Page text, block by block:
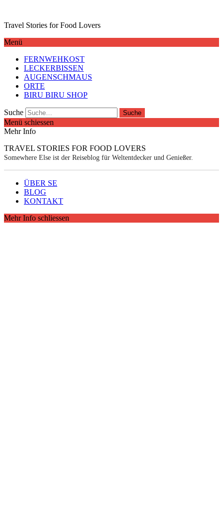
Travel Stories for Food Lovers
Menü
FERNWEHKOST
LECKERBISSEN
AUGENSCHMAUS
ORTE
BIRU BIRU SHOP
Suche
Menü schiessen
Mehr Info
TRAVEL STORIES FOR FOOD LOVERS
Somewhere Else ist der Reiseblog für Weltentdecker und Genießer.
ÜBER SE
BLOG
KONTAKT
Mehr Info schliessen